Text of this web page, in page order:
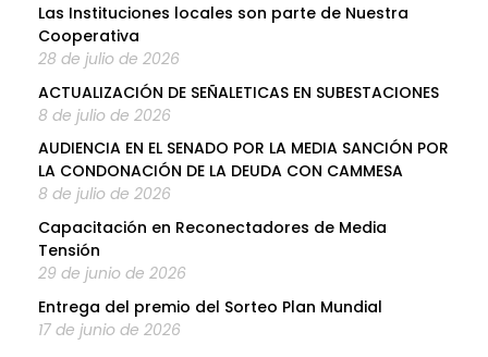
Las Instituciones locales son parte de Nuestra
Cooperativa
28 de julio de 2026
ACTUALIZACIÓN DE SEÑALETICAS EN SUBESTACIONES
8 de julio de 2026
AUDIENCIA EN EL SENADO POR LA MEDIA SANCIÓN POR
LA CONDONACIÓN DE LA DEUDA CON CAMMESA
8 de julio de 2026
Capacitación en Reconectadores de Media
Tensión
29 de junio de 2026
Entrega del premio del Sorteo Plan Mundial
17 de junio de 2026